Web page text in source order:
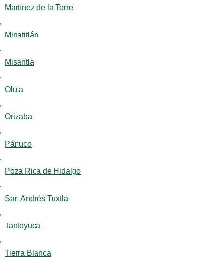
Martínez de la Torre
,
Minatitlán
,
Misantla
,
Oluta
,
Orizaba
,
Pánuco
,
Poza Rica de Hidalgo
,
San Andrés Tuxtla
,
Tantoyuca
,
Tierra Blanca